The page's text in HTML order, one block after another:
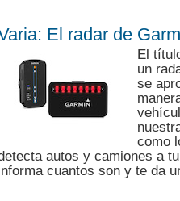
El radar de
El
un
se
como
autos y camiones a
cuantos son y te da